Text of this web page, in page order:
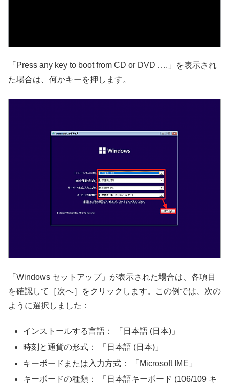
「Press any key to boot from CD or DVD ….」を表示され
た場合は、何かキーを押します。
「Windows セットアップ」が表示された場合は、各項目
を確認して［次へ］をクリックします。この例では、次の
ように選択しました：
インストールする言語： 「日本語 (日本)」
時刻と通貨の形式： 「日本語 (日本)」
キーボードまたは入力方式： 「Microsoft IME」
キーボードの種類： 「日本語キーボード (106/109 キ